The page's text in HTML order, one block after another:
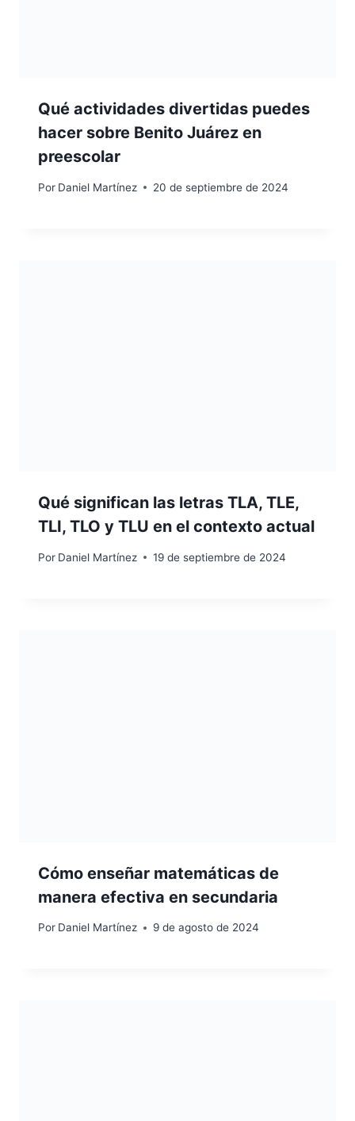
Qué actividades divertidas puedes
hacer sobre Benito Juárez en
preescolar
Por Daniel Martínez 20 de septiembre de 2024
Qué significan las letras TLA, TLE,
TLI, TLO y TLU en el contexto actual
Por Daniel Martínez 19 de septiembre de 2024
Cómo enseñar matemáticas de
manera efectiva en secundaria
Por Daniel Martínez 9 de agosto de 2024